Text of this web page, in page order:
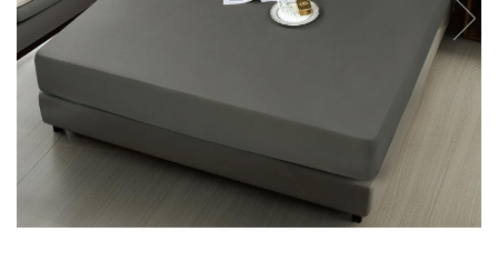
Cearceaf cu elastic
Cearceaf normal
Lenjerii De Pat Creponate
Lenjerii De Pat Bumbac Poplin 2
Persoane
Lenjerii De Pat Bumbac Poplin,
Matlasate, 2 Persoane
Lenjerii De Pat Bumbac Satinat 2